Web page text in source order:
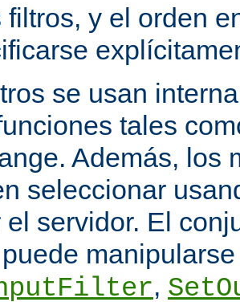
filtros, y el orden
se usan
tales
Además, los
seleccionar
el servidor. El
,